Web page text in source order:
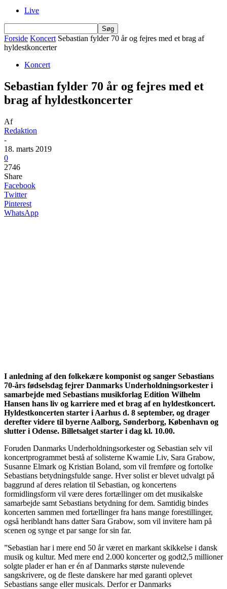
Live
Forside Koncert Sebastian fylder 70 år og fejres med et brag af
hyldestkoncerter
Koncert
Sebastian fylder 70 år og fejres med et
brag af hyldestkoncerter
Af
Redaktion
-
18. marts 2019
0
2746
Share
Facebook
Twitter
Pinterest
WhatsApp
I anledning af den folkekære komponist og sanger Sebastians
70-års fødselsdag fejrer Danmarks Underholdningsorkester i
samarbejde med Sebastians musikforlag Edition Wilhelm
Hansen hans liv og karriere med et brag af en hyldestkoncert.
Hyldestkoncerten starter i Aarhus d. 8 september, og drager
derefter videre til byerne Aalborg, Sønderborg, København og
slutter i Odense. Billetsalget starter i dag kl. 10.00.
Foruden Danmarks Underholdningsorkester og Sebastian selv vil
koncertprogrammet bestå af solisterne Kwamie Liv, Sara Grabow,
Susanne Elmark og Kristian Boland, som vil fremføre og fortolke
Sebastians betydningsfulde sange. Hver solist er blevet udvalgt på
baggrund af deres relation til Sebastian, og koncertens
formidlingsform vil være deres fortællinger om det musikalske
samarbejde samt Sebastians betydning for dem. Samtidig bindes
koncerten sammen med fortællinger fra hans mange forestillinger,
også heriblandt hans datter Sara Grabow, som vil invitere ham på
scenen og synge et par sange for sin far.
”Sebastian har i mere end 50 år været en markant skikkelse i dansk
musik og kultur. Med mere end 2.000 koncerter og godt2,5 millioner
solgte plader er han er én af Danmarks største nulevende
sangskrivere, og de fleste danskere har med garanti oplevet
Sebastians sange eller musicals. Derfor er Danmarks